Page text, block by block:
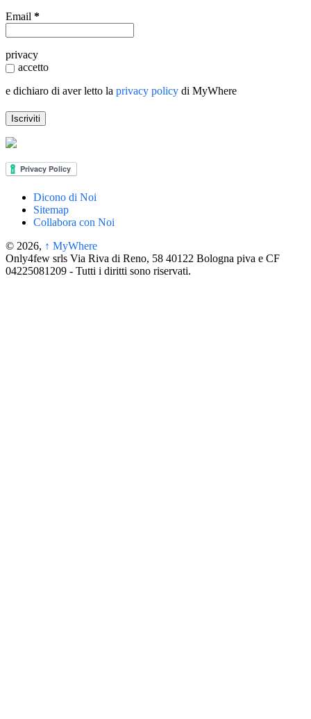
Email *
privacy
accetto
e dichiaro di aver letto la privacy policy di MyWhere
Dicono di Noi
Sitemap
Collabora con Noi
© 2026, ↑ MyWhere
Only4few srls Via Riva di Reno, 58 40122 Bologna piva e CF
04225081209 - Tutti i diritti sono riservati.